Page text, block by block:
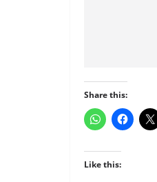
Share this:
Like this: